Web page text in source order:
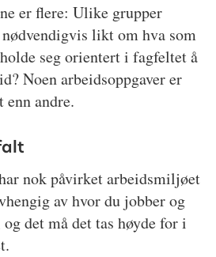
er flere: Ulike grupper
likt om hva som
seg orientert i fagfeltet å
Noen arbeidsoppgaver er
enn andre.
nok påvirket arbeidsmiljøet
av hvor du jobber og
det må det tas høyde for i